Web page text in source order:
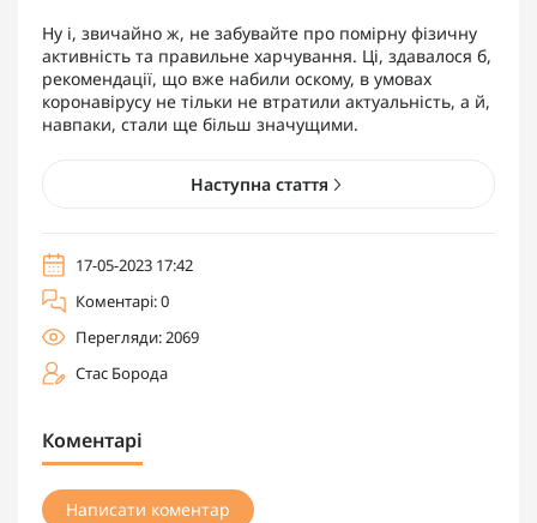
Ну і, звичайно ж, не забувайте про помірну фізичну
активність та правильне харчування. Ці, здавалося б,
рекомендації, що вже набили оскому, в умовах
коронавірусу не тільки не втратили актуальність, а й,
навпаки, стали ще більш значущими.
Наступна стаття
17-05-2023 17:42
Коментарі: 0
Перегляди: 2069
Стас Борода
Коментарі
Написати коментар